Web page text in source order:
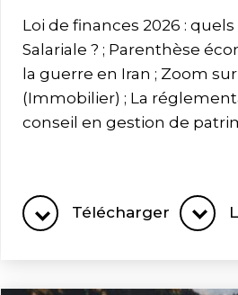
Loi de finances 2026 :
Salariale ? ; Parenthèse
la guerre en Iran ; Zoom
(Immobilier) ; La
conseil en gestion de
Télécharger